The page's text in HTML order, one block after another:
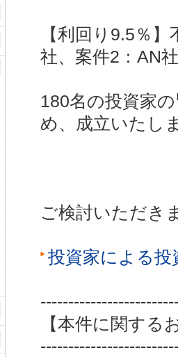
【利回り9.5％
社、案件2：AN
180名の投資家
め、成立いたし
ご検討いただき
投資家による
【本件に関する